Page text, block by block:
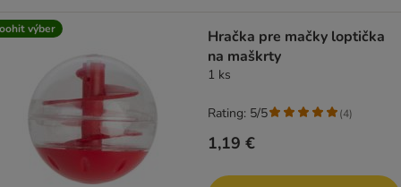
výber
Hračka pre mačky loptička
na maškrty
1 ks
1,19 €
Rating: 5/5 (4)